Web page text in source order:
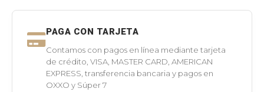
PAGA CON TARJETA
Contamos con pagos en línea mediante tarjeta
de crédito, VISA, MASTER CARD, AMERICAN
EXPRESS, transferencia bancaria y pagos en
OXXO y Súper 7